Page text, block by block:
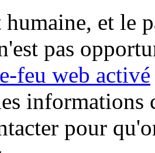
et le
pas
feu web activé
informations
pour